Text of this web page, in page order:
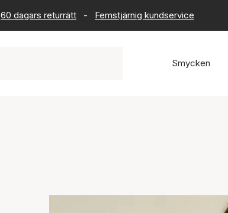
60 dagars returrätt - Femstjärnig kundservice
Smycken